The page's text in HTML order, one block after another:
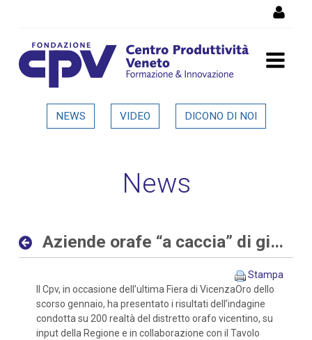
Aziende orafe “a caccia” di
digitali che tradizionali -
NEWS VIDEO DICONO DI NOI
News
Aziende orafe “a caccia” di giovani sia con competenze digitali che tradizionali
Stampa
Il Cpv, in occasione dell’ultima Fiera di VicenzaOro dello
scorso gennaio, ha presentato i risultati dell’indagine
condotta su 200 realtà del distretto orafo vicentino, su
input della Regione e in collaborazione con il Tavolo